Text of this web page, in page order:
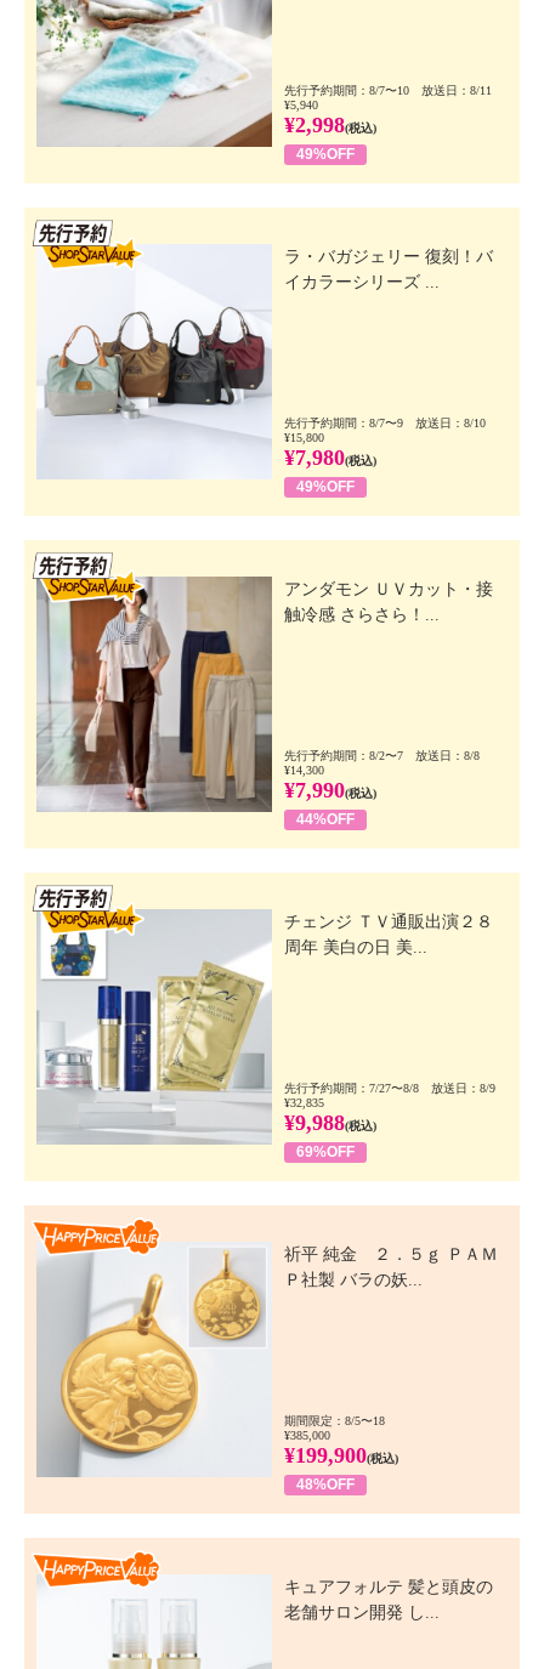
先行予約期間：8/7〜10 放送日：8/11
¥5,940
¥2,998(税込)
49%OFF
ラ・バガジェリー 復刻！バ
イカラーシリーズ ...
先行予約期間：8/7〜9 放送日：8/10
¥15,800
¥7,980(税込)
49%OFF
アンダモン ＵＶカット・接
触冷感 さらさら！...
先行予約期間：8/2〜7 放送日：8/8
¥14,300
¥7,990(税込)
44%OFF
チェンジ ＴＶ通販出演２８
周年 美白の日 美...
先行予約期間：7/27〜8/8 放送日：8/9
¥32,835
¥9,988(税込)
69%OFF
祈平 純金 ２．５ｇ ＰＡＭ
Ｐ社製 バラの妖...
期間限定：8/5〜18
¥385,000
¥199,900(税込)
48%OFF
キュアフォルテ 髪と頭皮の
老舗サロン開発 し...